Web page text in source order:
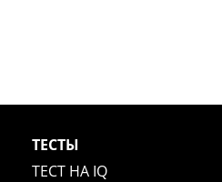
ТЕСТЫ
ТЕСТ НА IQ